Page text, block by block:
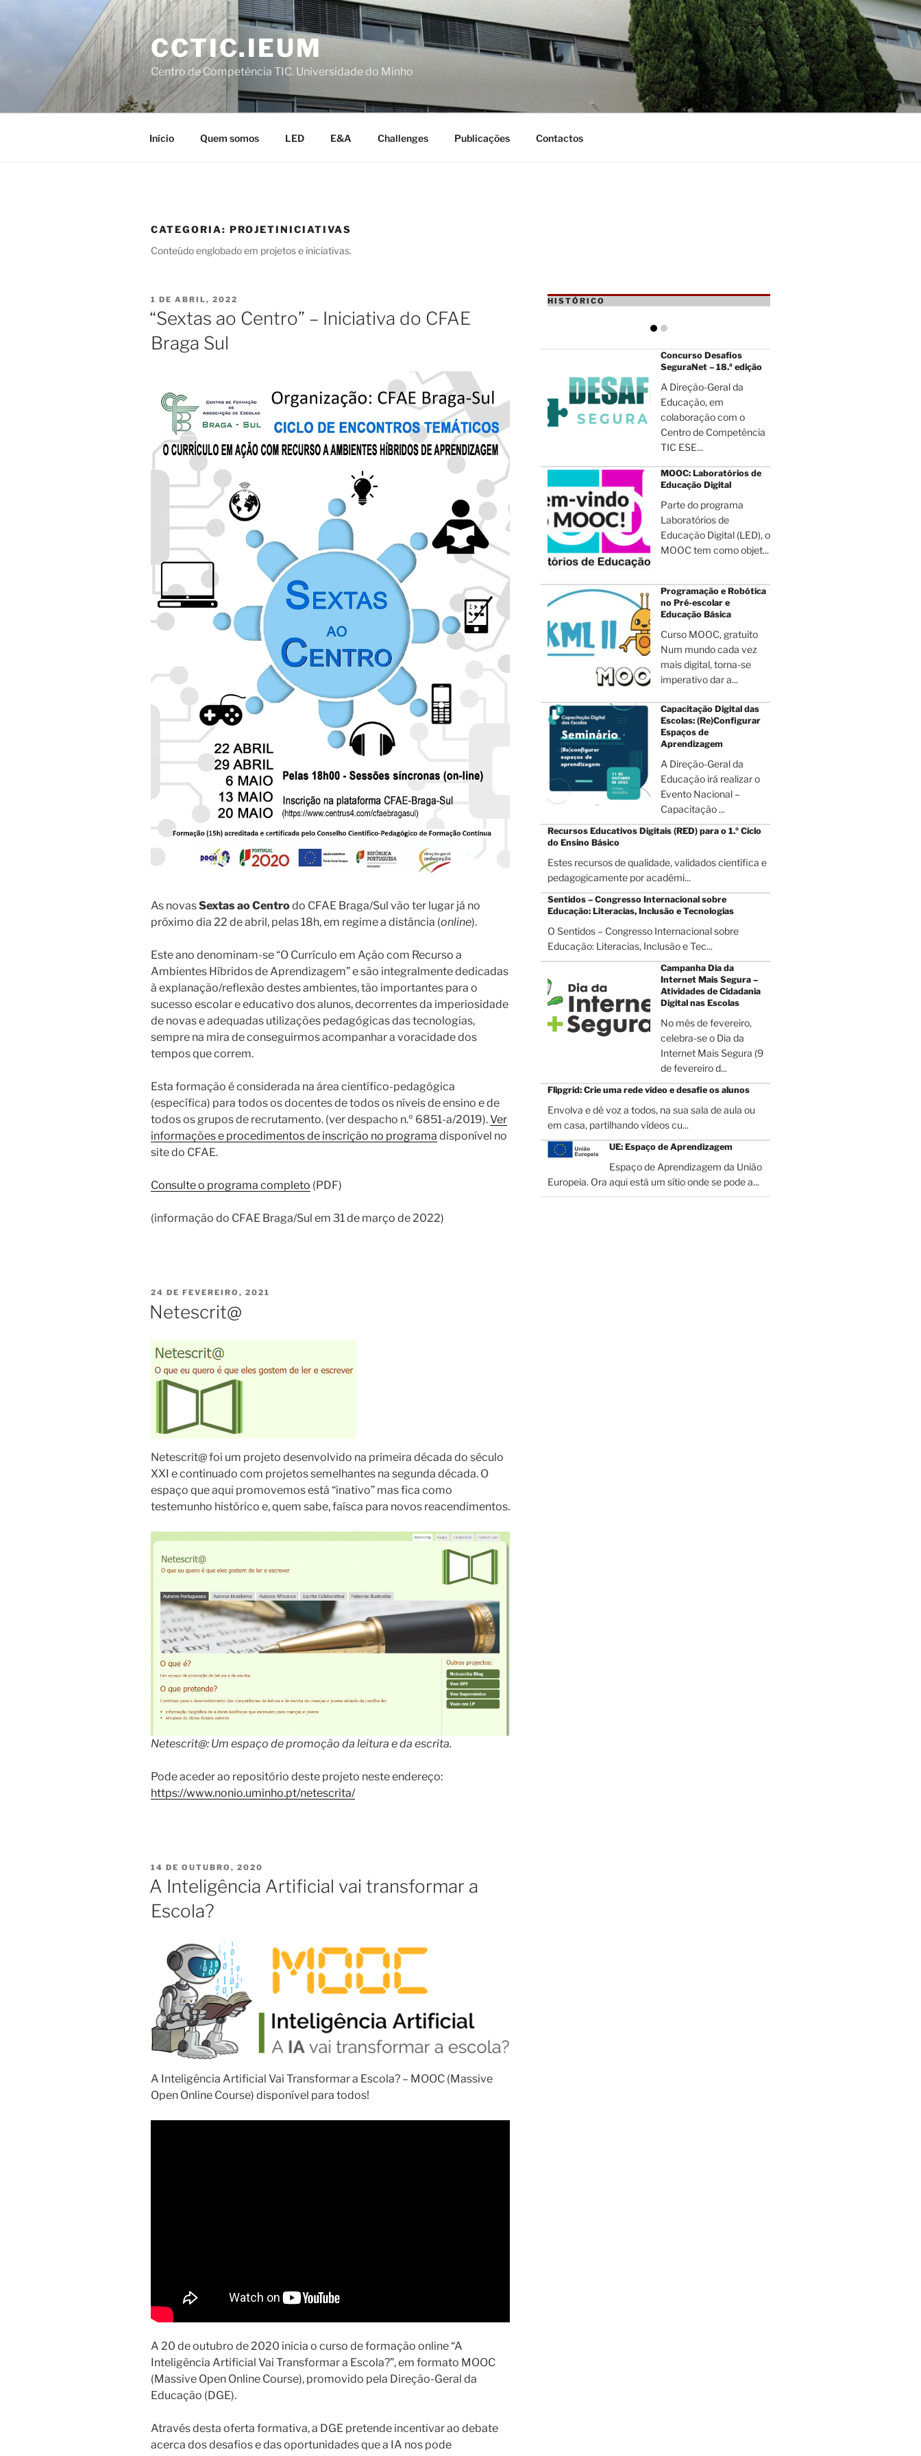
CCTIC.IEUM
Centro de Competência TIC. Universidade do Minho
Início Quem somos LED E&A Challenges Publicações Contactos
CATEGORIA: PROJETINICIATIVAS
Conteúdo englobado em projetos e iniciativas.
PUBLICADO
EM
1 DE ABRIL, 2022
“Sextas ao Centro” – Iniciativa do CFAE
Braga Sul
As novasSextas ao Centrodo CFAE Braga/Sul vão ter lugar já no
próximo dia 22 de abril, pelas 18h, em regime a distância (online).
Este ano denominam-se “O Currículo em Ação com Recurso a
Ambientes Híbridos de Aprendizagem” e são integralmente dedicadas
à explanação/reflexão destes ambientes, tão importantes para o
sucesso escolar e educativo dos alunos, decorrentes da imperiosidade
de novas e adequadas utilizações pedagógicas das tecnologias,
sempre na mira de conseguirmos acompanhar a voracidade dos
tempos que correm.
Esta formação é considerada na área científico-pedagógica
(específica) para todos os docentes de todos os níveis de ensino e de
todos os grupos de recrutamento. (ver despacho n.º 6851-a/2019).Ver
informações e procedimentos de inscrição no programa disponível no
site do CFAE.
Consulte o programa completo (PDF)
(informação do CFAE Braga/Sul em 31 de março de 2022)
PUBLICADO
EM
24 DE FEVEREIRO, 2021
Netescrit@
Netescrit@ foi um projeto desenvolvido na primeira década do século
XXI e continuado com projetos semelhantes na segunda década. O
espaço que aqui promovemos está “inativo” mas fica como
testemunho histórico e, quem sabe, faísca para novos reacendimentos.
Netescrit@: Um espaço de promoção da leitura e da escrita.
Pode aceder ao repositório deste projeto neste endereço:
https://www.nonio.uminho.pt/netescrita/
PUBLICADO
EM
14 DE OUTUBRO, 2020
A Inteligência Artificial vai transformar a
Escola?
A Inteligência Artificial Vai Transformar a Escola? – MOOC (Massive
Open Online Course) disponível para todos!
A 20 de outubro de 2020 inicia o curso de formação online “A
Inteligência Artificial Vai Transformar a Escola?”, em formato MOOC
(Massive Open Online Course), promovido pela Direção-Geral da
Educação (DGE).
Através desta oferta formativa, a DGE pretende incentivar ao debate
acerca dos desafios e das oportunidades que a IA nos pode
HISTÓRICO
Concurso Desafios
SeguraNet – 18.ª edição
A Direção-Geral da
Educação, em
colaboração com o
Centro de Competência
TIC ESE...
MOOC: Laboratórios de
Educação Digital
Parte do programa
Laboratórios de
Educação Digital (LED), o
MOOC tem como objet...
Programação e Robótica
no Pré-escolar e
Educação Básica
Curso MOOC, gratuito
Num mundo cada vez
mais digital, torna-se
imperativo dar a...
Capacitação Digital das
Escolas: (Re)Configurar
Espaços de
Aprendizagem
A Direção-Geral da
Educação irá realizar o
Evento Nacional –
Capacitação ...
Recursos Educativos Digitais (RED) para o 1.º Ciclo
do Ensino Básico
Estes recursos de qualidade, validados científica e
pedagogicamente por académi...
Sentidos – Congresso Internacional sobre
Educação: Literacias, Inclusão e Tecnologias
O Sentidos – Congresso Internacional sobre
Educação: Literacias, Inclusão e Tec...
Campanha Dia da
Internet Mais Segura –
Atividades de Cidadania
Digital nas Escolas
No mês de fevereiro,
celebra-se o Dia da
Internet Mais Segura (9
de fevereiro d...
Flipgrid: Crie uma rede vídeo e desafie os alunos
Envolva e dê voz a todos, na sua sala de aula ou
em casa, partilhando vídeos cu...
UE: Espaço de Aprendizagem
Espaço de Aprendizagem da União
Europeia. Ora aqui está um sítio onde se pode a...